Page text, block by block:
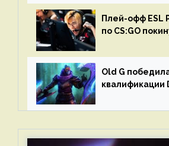
Плей-офф ESL
по CS:GO
Old G
квалификации